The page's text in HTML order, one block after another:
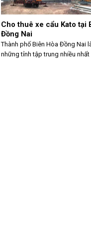
Cho thuê xe cẩu Kato tại
Đồng Nai
Thành phố Biên Hòa Đồng Nai
những tỉnh tập trung nhiều nhất